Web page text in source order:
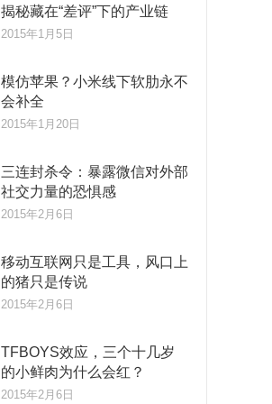
揭秘藏在“差评”下的产业链
2015年1月5日
模仿苹果？小米线下软肋永不
会补全
2015年1月20日
三连封杀令：暴露微信对外部
社交力量的恐惧感
2015年2月6日
移动互联网只是工具，风口上
的猪只是传说
2015年2月6日
TFBOYS效应，三个十几岁
的小鲜肉为什么会红？
2015年2月6日